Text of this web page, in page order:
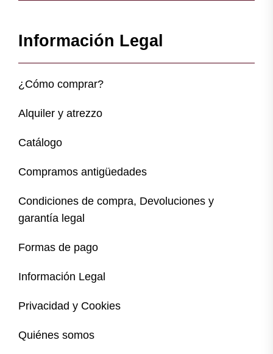
Información Legal
¿Cómo comprar?
Alquiler y atrezzo
Catálogo
Compramos antigüedades
Condiciones de compra, Devoluciones y
garantía legal
Formas de pago
Información Legal
Privacidad y Cookies
Quiénes somos